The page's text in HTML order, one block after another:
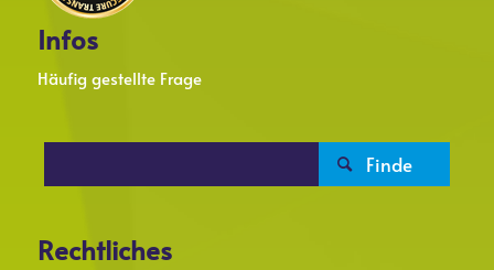
Infos
Häufig gestellte Frage

Rechtliches